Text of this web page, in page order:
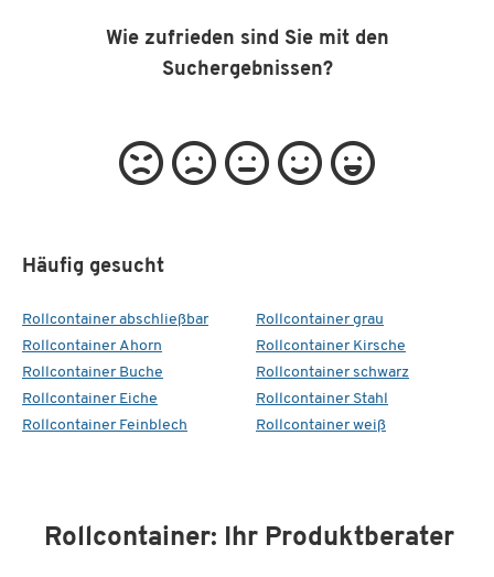
Wie zufrieden sind Sie mit den
Suchergebnissen?
Häufig gesucht
Rollcontainer abschließbar
Rollcontainer Ahorn
Rollcontainer Buche
Rollcontainer Eiche
Rollcontainer Feinblech
Rollcontainer grau
Rollcontainer Kirsche
Rollcontainer schwarz
Rollcontainer Stahl
Rollcontainer weiß
Rollcontainer: Ihr Produktberater